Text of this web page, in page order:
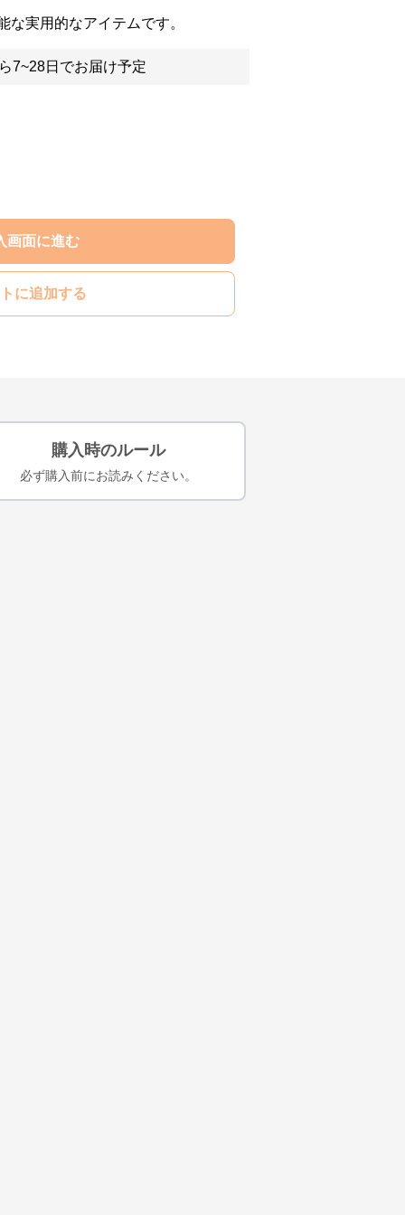
な実用的なアイテムです。
7~28日でお届け予定
画面に進む
に追加する
購入時のルール
必ず購入前にお読みください。